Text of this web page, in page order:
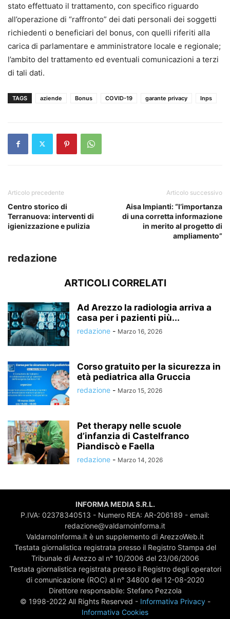
stato effettuato il trattamento, con specifico riguardo
all’operazione di “raffronto” dei dati personali dei soggetti
richiedenti o beneficiari del bonus, con quelli riferiti alla
carica di parlamentare e amministratore locale e regionale;
l’ambito del trattamento ed eventuali comunicazioni a terzi
di tali dati.
TAGS aziende Bonus COVID-19 garante privacy Inps
Articolo precedente
Centro storico di
Terranuova: interventi di
igienizzazione e pulizia
Articolo successivo
Aisa Impianti: “l’importanza
di una corretta informazione
in merito al progetto di
ampliamento”
redazione
ARTICOLI CORRELATI
Ad Arezzo la radiologia arriva a
casa per i pazienti più...
redazione - Marzo 16, 2026
Corso gratuito per la sicurezza in
età pediatrica alla Gruccia
redazione - Marzo 15, 2026
Pet therapy nelle scuole
d’infanzia di Castelfranco
Piandiscò e Faella
redazione - Marzo 14, 2026
INFORMA MEDIA S.R.L.
P.IVA: 02378340513 - Numero REA: AR-206189 - email:
redazione@valdarnoinforma.it
ValdarnoInforma.it è un supplemento di ArezzoWeb.it
Testata giornalistica registrata presso il Registro Stampa del
Tribunale di Arezzo al n° 10/2006 del 23/06/2006
Testata giornalistica registrata presso il Registro degli operatori
di comunicazione (ROC) al n° 34800 del 12-08-2020
Direttore responsabile: Stefano Pezzola
© 1998-2022 All Rights Reserved - Informativa Privacy-
Informativa Cookies